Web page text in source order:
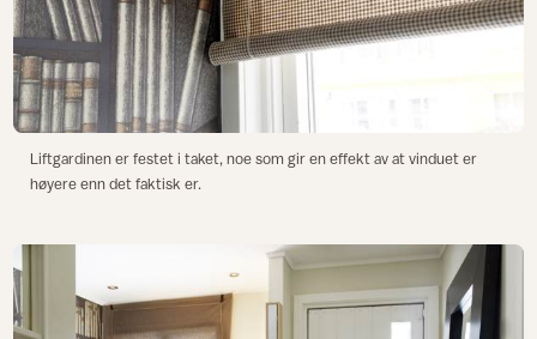
Liftgardinen er festet i taket, noe som gir en effekt av at vinduet er
høyere enn det faktisk er.